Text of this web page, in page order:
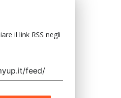
il link RSS negli